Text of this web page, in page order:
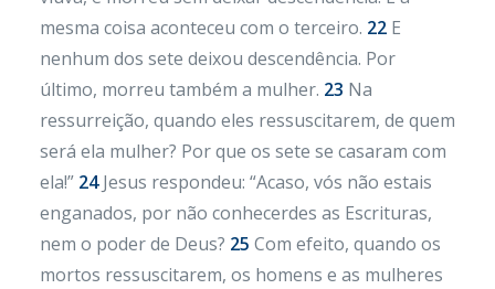
mesma coisa aconteceu com o terceiro. 22 E
nenhum dos sete deixou descendência. Por
último, morreu também a mulher. 23 Na
ressurreição, quando eles ressuscitarem, de quem
será ela mulher? Por que os sete se casaram com
ela!” 24Jesus respondeu: “Acaso, vós não estais
enganados, por não conhecerdes as Escrituras,
nem o poder de Deus? 25 Com efeito, quando os
mortos ressuscitarem, os homens e as mulheres